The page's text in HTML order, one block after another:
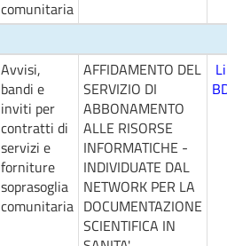
comunitaria
Avvisi,
bandi e
inviti per
contratti di
servizi e
forniture
soprasoglia
comunitaria
AFFIDAMENTO DEL
SERVIZIO DI
ABBONAMENTO
ALLE RISORSE
INFORMATICHE -
INDIVIDUATE DAL
NETWORK PER LA
DOCUMENTAZIONE
SCIENTIFICA IN